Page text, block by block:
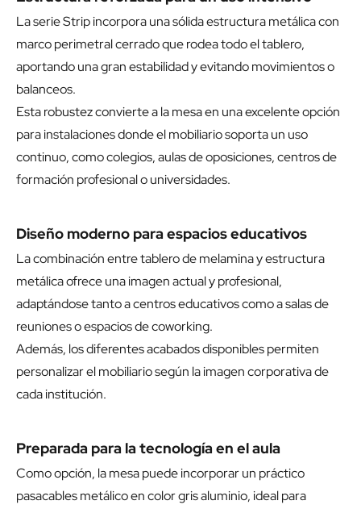
La serie Strip incorpora una sólida estructura metálica con
marco perimetral cerrado que rodea todo el tablero,
aportando una gran estabilidad y evitando movimientos o
balanceos.
Esta robustez convierte a la mesa en una excelente opción
para instalaciones donde el mobiliario soporta un uso
continuo, como colegios, aulas de oposiciones, centros de
formación profesional o universidades.
Diseño moderno para espacios educativos
La combinación entre tablero de melamina y estructura
metálica ofrece una imagen actual y profesional,
adaptándose tanto a centros educativos como a salas de
reuniones o espacios de coworking.
Además, los diferentes acabados disponibles permiten
personalizar el mobiliario según la imagen corporativa de
cada institución.
Preparada para la tecnología en el aula
Como opción, la mesa puede incorporar un práctico
pasacables metálico en color gris aluminio, ideal para